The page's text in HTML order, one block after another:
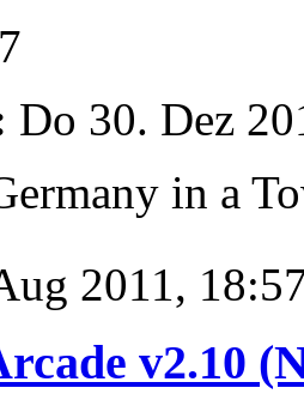
Do 30. Dez
in a
2011,
v2.10